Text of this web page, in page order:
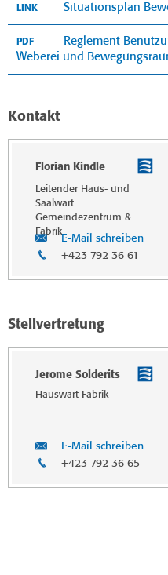
LINK Situationsplan
PDF
Reglement
Weberei und
Kontakt
Florian Kindle
Leitender Haus- und
Saalwart
Gemeindezentrum &
Fabrik
E-Mail schreiben
+423 792 36 61
Stellvertretung
Jerome Solderits
Hauswart Fabrik
E-Mail schreiben
+423 792 36 65